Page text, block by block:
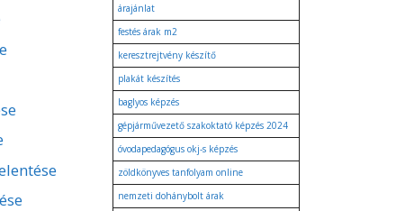
árajánlat
festés árak m2
keresztrejtvény készítő
plakát készítés
baglyos képzés
gépjárművezető szakoktató képzés 2024
óvodapedagógus okj-s képzés
zöldkönyves tanfolyam online
nemzeti dohánybolt árak